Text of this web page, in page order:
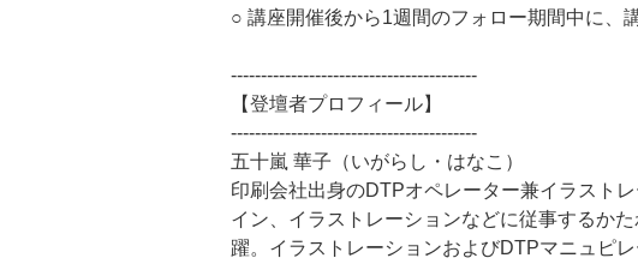
○ 講座開催後から1週間のフォロー期間中に、
-----------------------------------------
【登壇者プロフィール】
-----------------------------------------
五十嵐 華子（いがらし・はなこ）
印刷会社出身のDTPオペレーター兼イラスト
イン、イラストレーションなどに従事するか
躍。イラストレーションおよびDTPマニュピ